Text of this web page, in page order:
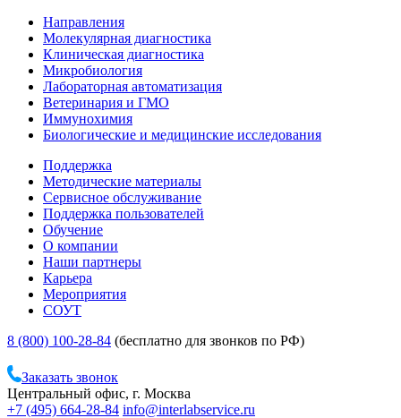
Направления
Молекулярная диагностика
Клиническая диагностика
Микробиология
Лабораторная автоматизация
Ветеринария и ГМО
Иммунохимия
Биологические и медицинские исследования
Поддержка
Методические материалы
Сервисное обслуживание
Поддержка пользователей
Обучение
О компании
Наши партнеры
Карьера
Мероприятия
СОУТ
8 (800) 100-28-84 (бесплатно для звонков по РФ)
Заказать звонок
Центральный офис, г. Москва
+7 (495) 664-28-84 info@interlabservice.ru